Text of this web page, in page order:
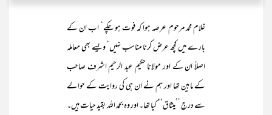
غلام محمد مرحوم عرصہ ہوا کہ فوت ہو چکے‘ اب ان کے
بارے میں کچھ عرض کرنا مناسب نہیں‘ ویسے بھی معاملہ
اصلاً ان کے اور مولانا حکیم عبد الرحیم اشرف صاحب
کے مابین تھا اور ہم نے ان ہی کی روایت کے حوالے
سے درجِ ’’میثاق‘‘ کیا تھا۔ اور وہ بحمد اللہ بقید حیات ہیں۔